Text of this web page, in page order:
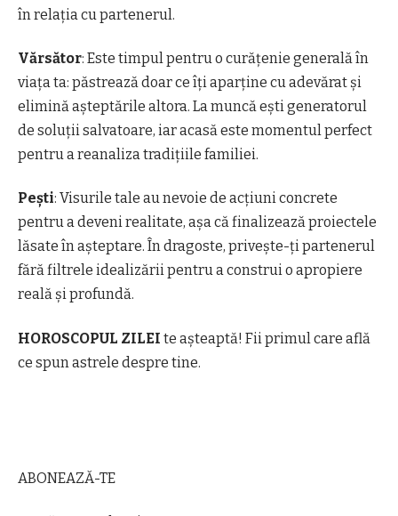
în relația cu partenerul.
Vărsător: Este timpul pentru o curățenie generală în
viața ta: păstrează doar ce îți aparține cu adevărat și
elimină așteptările altora. La muncă ești generatorul
de soluții salvatoare, iar acasă este momentul perfect
pentru a reanaliza tradițiile familiei.
Pești: Visurile tale au nevoie de acțiuni concrete
pentru a deveni realitate, așa că finalizează proiectele
lăsate în așteptare. În dragoste, privește-ți partenerul
fără filtrele idealizării pentru a construi o apropiere
reală și profundă.
HOROSCOPUL ZILEI te așteaptă! Fii primul care află
ce spun astrele despre tine.
ABONEAZĂ-TE